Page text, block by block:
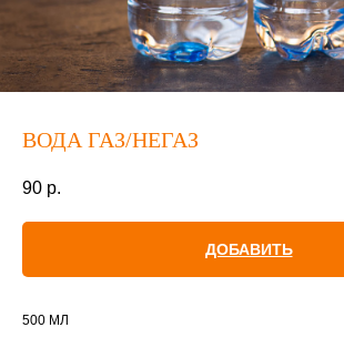
ВОДА ГАЗ/НЕГАЗ
90 р.
ДОБАВИТЬ
500 МЛ